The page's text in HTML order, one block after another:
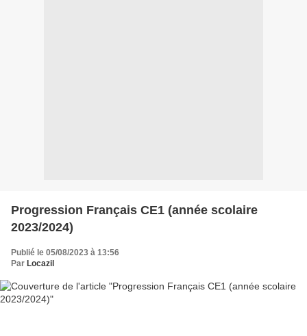
Progression Français CE1 (année scolaire
2023/2024)
Publié le 05/08/2023 à 13:56
Par Locazil